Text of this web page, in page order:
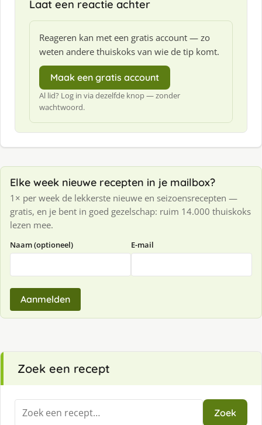
Laat een reactie achter
Reageren kan met een gratis account — zo
weten andere thuiskoks van wie de tip komt.
Maak een gratis account
Al lid? Log in via dezelfde knop — zonder
wachtwoord.
Elke week nieuwe recepten in je mailbox?
1× per week de lekkerste nieuwe en seizoensrecepten —
gratis, en je bent in goed gezelschap: ruim 14.000 thuiskoks
lezen mee.
Naam (optioneel) E-mail
Aanmelden
Zoek een recept
Zoeken
naar:
Zoek